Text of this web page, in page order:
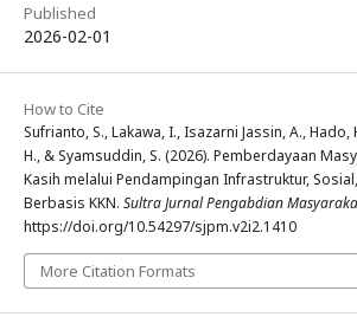
Published
2026-02-01
How to Cite
Sufrianto, S., Lakawa, I., Isazarni Jassin, A., Hado,
H., & Syamsuddin, S. (2026). Pemberdayaan
Kasih melalui Pendampingan Infrastruktur,
Berbasis KKN. Sultra Jurnal Pengabdian
https://doi.org/10.54297/sjpm.v2i2.1410
More Citation Formats